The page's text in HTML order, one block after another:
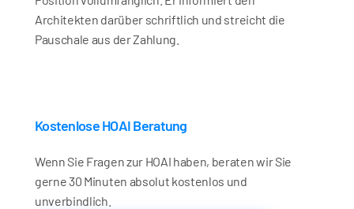
Architekten darüber schriftlich und streicht die
Pauschale aus der Zahlung.
Kostenlose HOAI Beratung
Wenn Sie Fragen zur HOAI haben, beraten wir Sie
gerne 30 Minuten absolut kostenlos und
unverbindlich.